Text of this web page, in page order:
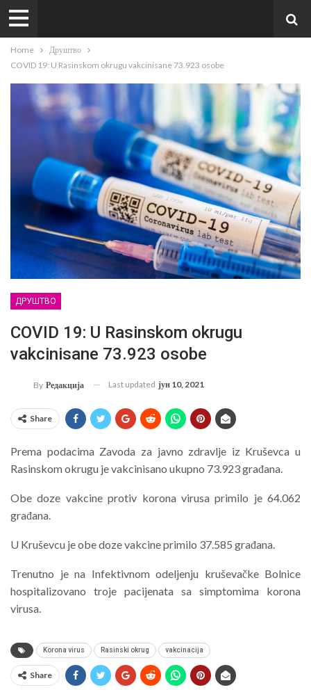
Home
Друштво
COVID 19: U Rasinskom okrugu vakcinisane 73.923 osobe
ДРУШТВО
COVID 19: U Rasinskom okrugu
vakcinisane 73.923 osobe
By Редакција Last updated јун 10, 2021
Share
Prema podacima Zavoda za javno zdravlje iz Kruševca u
Rasinskom okrugu je vakcinisano ukupno 73.923 građana.
Obe doze vakcine protiv korona virusa primilo je 64.062
građana.
U Kruševcu je obe doze vakcine primilo 37.585 građana.
Trenutno je na Infektivnom odeljenju kruševačke Bolnice
hospitalizovano troje pacijenata sa simptomima korona
virusa.
Korona virus Rasinski okrug vakcinacija
Share